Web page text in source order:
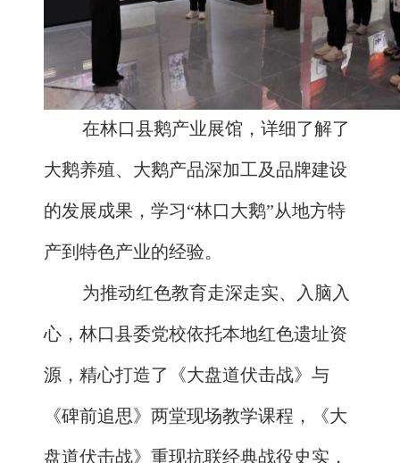
在林口县鹅产业展馆，详细了解了
大鹅养殖、大鹅产品深加工及品牌建设
的发展成果，学习“林口大鹅”从地方特
产到特色产业的经验。
为推动红色教育走深走实、入脑入
心，林口县委党校依托本地红色遗址资
源，精心打造了《大盘道伏击战》与
《碑前追思》两堂现场教学课程，《大
盘道伏击战》重现抗联经典战役史实，